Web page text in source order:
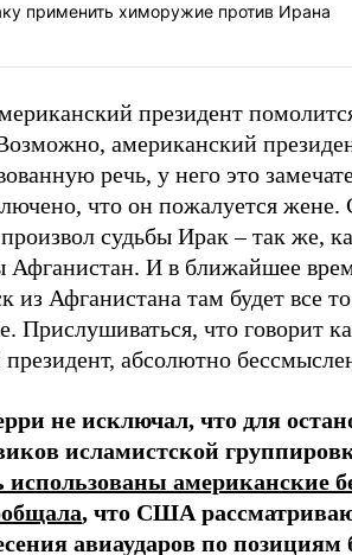
применить химоружие против Ирана
президент
американский
речь, у него это
что он пожалуется
судьбы Ирак–так же,
Афганистан. И в ближайшее
из Афганистана там будет все
Прислушиваться, что говорит
абсолютно
не исключал, что для
исламистской
использованы американские
, что США
авиаударов по позициям